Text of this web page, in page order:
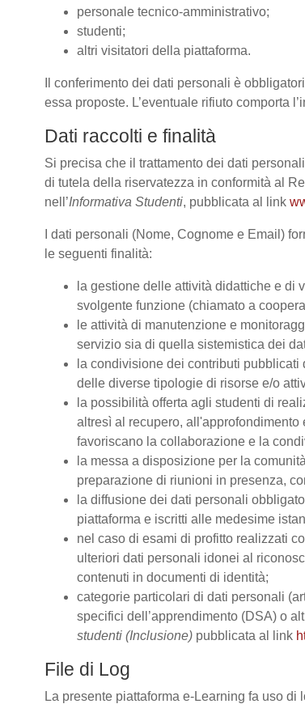
personale tecnico-amministrativo;
studenti;
altri visitatori della piattaforma.
Il conferimento dei dati personali è
essa proposte. L’eventuale rifiuto comporta
Dati raccolti e finalità
Si precisa che il trattamento dei dati
di tutela della riservatezza in conformità al
nell’Informativa Studenti, pubblicata al link
I dati personali (Nome, Cognome e Email)
le seguenti finalità:
la gestione delle attività didattiche e di
svolgente funzione (chiamato a
le attività di manutenzione e
servizio sia di quella sistemistica dei
la condivisione dei contributi
delle diverse tipologie di risorse e/o
la possibilità offerta agli studenti di
altresì al recupero,
favoriscano la collaborazione e la
la messa a disposizione per la
preparazione di riunioni in presenza,
la diffusione dei dati personali
piattaforma e iscritti alle medesime
nel caso di esami di profitto realizzati
ulteriori dati personali idonei al
contenuti in documenti di identità;
categorie particolari di dati personali
specifici dell’apprendimento (DSA) o
studenti (Inclusione) pubblicata al link
File di Log
La presente piattaforma e-Learning fa uso